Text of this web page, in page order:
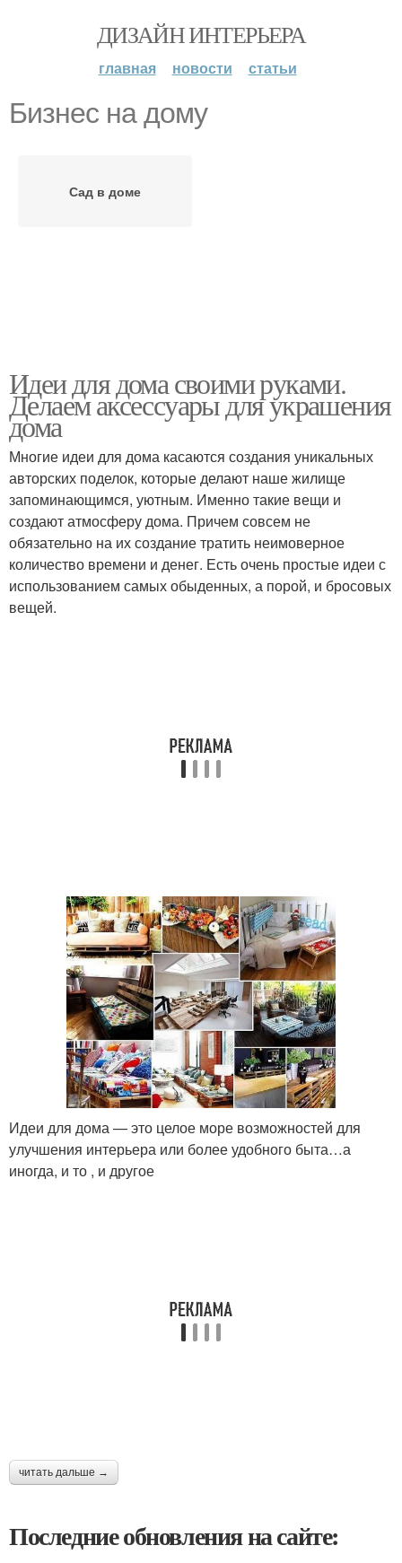
ДИЗАЙН ИНТЕРЬЕРА
главная новости статьи
Бизнес на дому
Сад в доме
Идеи для дома своими руками.
Делаем аксессуары для украшения
дома
Многие идеи для дома касаются создания уникальных
авторских поделок, которые делают наше жилище
запоминающимся, уютным. Именно такие вещи и
создают атмосферу дома. Причем совсем не
обязательно на их создание тратить неимоверное
количество времени и денег. Есть очень простые идеи с
использованием самых обыденных, а порой, и бросовых
вещей.
Идеи для дома — это целое море возможностей для
улучшения интерьера или более удобного быта…а
иногда, и то , и другое
читать дальше →
Последние обновления на сайте: